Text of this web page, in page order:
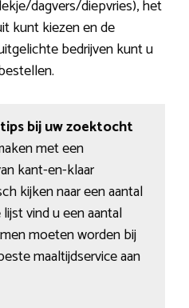
dagvers/diepvries), het
kunt kiezen en de
bedrijven kunt u
bij uw zoektocht
met een
kant-en-klaar
kijken naar een aantal
vind u een aantal
moeten worden bij
maaltijdservice aan